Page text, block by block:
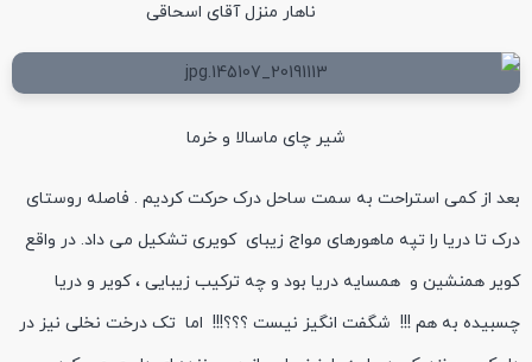
ناهار منزل آقای اسحاقی
شیر چای ماسالا و خرما
بعد از کمی استراحت به سمت ساحل درک حرکت کردیم . فاصله روستای
درک تا دریا را تپه ماهورهای مواج زیبای کویری تشکیل می داد. در واقع
کویر همنشین و همسایه دریا بود و چه ترکیب زیبایی ، کویر و دریا
چسبیده به هم !!! شگفت انگیز نیست ؟؟؟!!! اما تک درخت نخلی نیز در